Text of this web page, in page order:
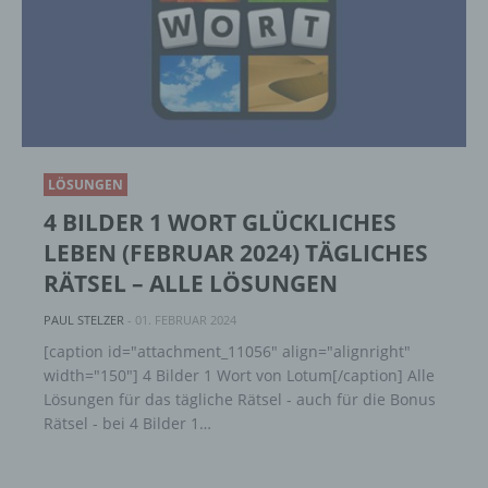
LÖSUNGEN
4 BILDER 1 WORT GLÜCKLICHES
LEBEN (FEBRUAR 2024) TÄGLICHES
RÄTSEL – ALLE LÖSUNGEN
PAUL STELZER - 01. FEBRUAR 2024
[caption id="attachment_11056" align="alignright"
width="150"] 4 Bilder 1 Wort von Lotum[/caption] Alle
Lösungen für das tägliche Rätsel - auch für die Bonus
Rätsel - bei 4 Bilder 1…
Löschen oder die Vernichtung.
d) Einschränkung der Verarbeitung
personenbezogener Daten mit dem Ziel, ihre
künftige Verarbeitung einzuschränken.
e) Profiling
Profiling ist jede Art der automatisierten
Verarbeitung personenbezogener Daten, die
darin besteht, dass diese
personenbezogenen Daten verwendet
werden, um bestimmte persönliche Aspekte,
die sich auf eine natürliche Person beziehen,